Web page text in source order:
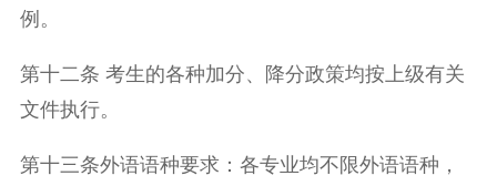
例。
第十二条 考生的各种加分、降分政策均按上级有关
文件执行。
第十三条外语语种要求：各专业均不限外语语种，